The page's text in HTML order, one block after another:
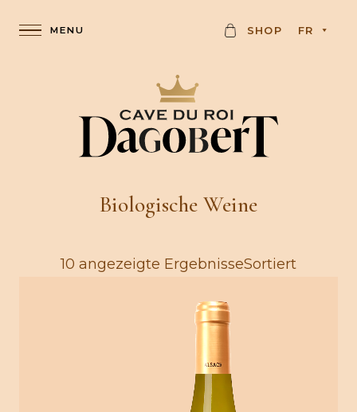
K SHOP FR
Biologische Weine
10 angezeigte ErgebnisseSortiert